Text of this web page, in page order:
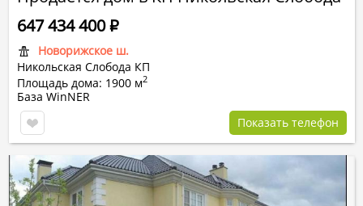
Новорижское ш.
Никольская Слобода КП
Площадь дома: 1900 м2
647 434 400Р
База WinNER
Показать телефон